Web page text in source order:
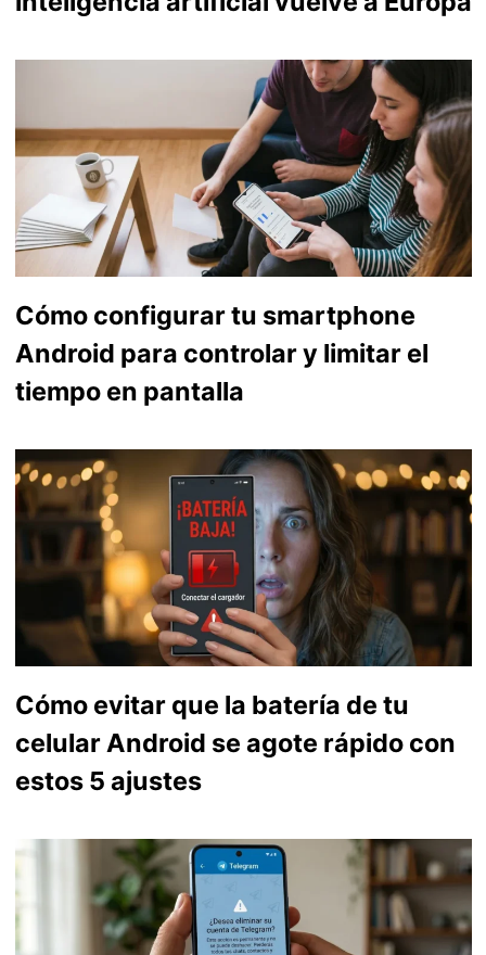
Cómo configurar tu smartphone
Android para controlar y limitar el
tiempo en pantalla
Cómo evitar que la batería de tu
celular Android se agote rápido con
estos 5 ajustes